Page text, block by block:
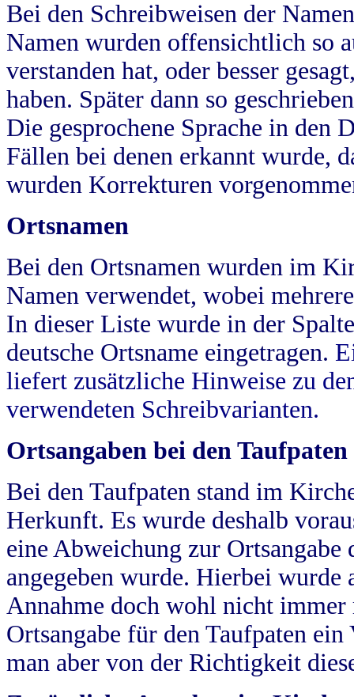
Bei den Schreibweisen der
Namen wurden offensichtlich so
verstanden hat, oder besser
haben. Später dann so
Die gesprochene Sprache in
Fällen bei denen erkannt wurde,
wurden Korrekturen
Ortsnamen
Bei den Ortsnamen wurden im
Namen verwendet, wobei
In dieser Liste wurde in der
deutsche Ortsname eingetragen.
liefert zusätzliche Hinweise zu
verwendeten Schreibvarianten.
Ortsangaben bei den Taufpaten
Bei den Taufpaten stand im
Herkunft. Es wurde deshalb
eine Abweichung zur
angegeben wurde. Hierbei wurde
Annahme doch wohl nicht
Ortsangabe für den Taufpaten
man aber von der Richtigkeit